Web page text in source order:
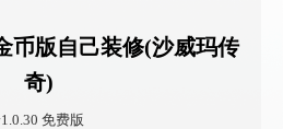
币版自己装修(沙威玛传
奇)
免费版